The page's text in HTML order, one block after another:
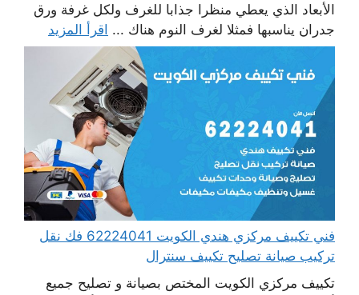
الأبعاد الذي يعطي منظرا جذابا للغرف ولكل غرفة ورق
جدران يناسبها فمثلا لغرف النوم هناك ... اقرأ المزيد
فني تكييف مركزي هندي الكويت 62224041 فك نقل
تركيب صيانة تصليح تكييف سنترال
تكييف مركزي الكويت المختص بصيانة و تصليح جميع